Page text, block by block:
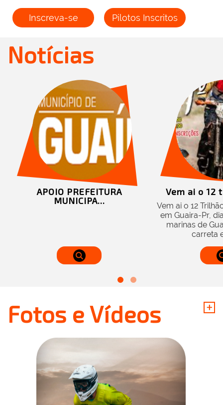
Inscreva-se Pilotos Inscritos
Notícias
Vem ai o 12 trilhão Kate...
Vem ai o 12 Trilhão Katetus da Lama
em Guaira-Pr, dia 17/11/2024, nas
marinas de Guaira, sorteio de 1
Fotos e Vídeos +